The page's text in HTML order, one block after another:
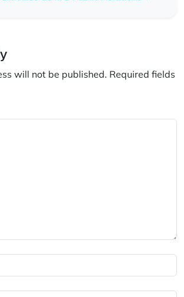
will not be published. Required fields